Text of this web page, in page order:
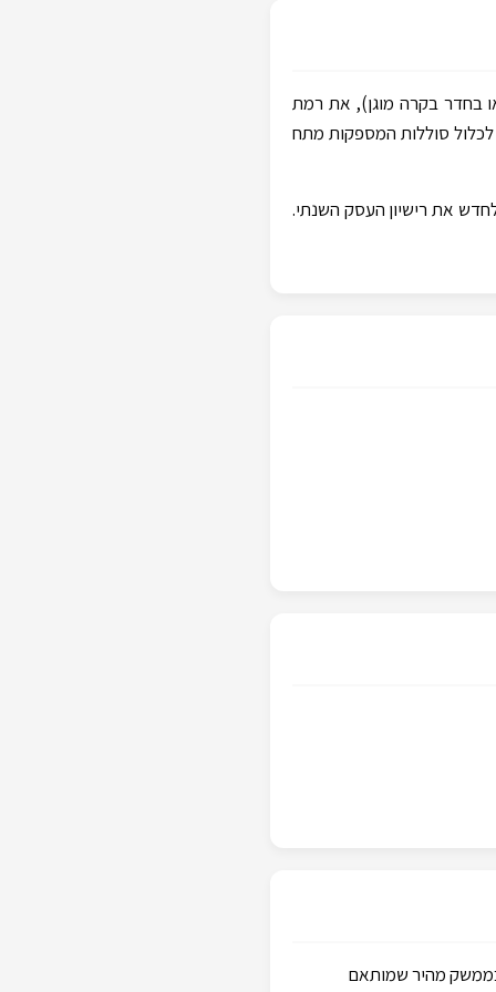
(לרוב בלובי הכניסה או בחדר בקרה מוגן), את רמת
לכלול סוללות המספקות מתח
ממעבדה מוסמכת המעיד על עמידה מלאה בדרישות התקן, המבנה לא יוכל לקבל אישור אכלוס (טופס 4) או לחדש את רישיון העסק השנתי.
מהיר שמותאם